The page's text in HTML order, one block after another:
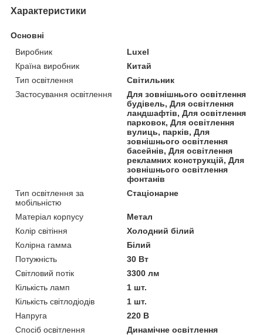
Характеристики
Основні
Виробник
Luxel
Країна виробник
Китай
Тип освітлення
Світильник
Застосування освітлення
Для зовнішнього освітлення
будівель, Для освітлення
ландшафтів, Для освітлення
парковок, Для освітлення
вулиць, парків, Для
зовнішнього освітлення
басейнів, Для освітлення
рекламних конструкцій, Для
зовнішнього освітлення
фонтанів
Тип освітлення за
мобільністю
Стаціонарне
Матеріал корпусу
Метал
Колір світіння
Холодний білий
Колірна гамма
Білий
Потужність
30 Вт
Світловий потік
3300 лм
Кількість ламп
1 шт.
Кількість світлодіодів
1 шт.
Напруга
220 В
Спосіб освітлення
Динамічне освітлення